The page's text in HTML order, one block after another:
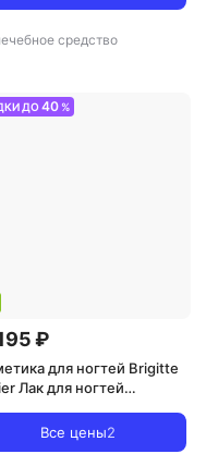
средство
ДО40 %
₽
для ногтей Brigitte
Лак для ногтей
Все цены2